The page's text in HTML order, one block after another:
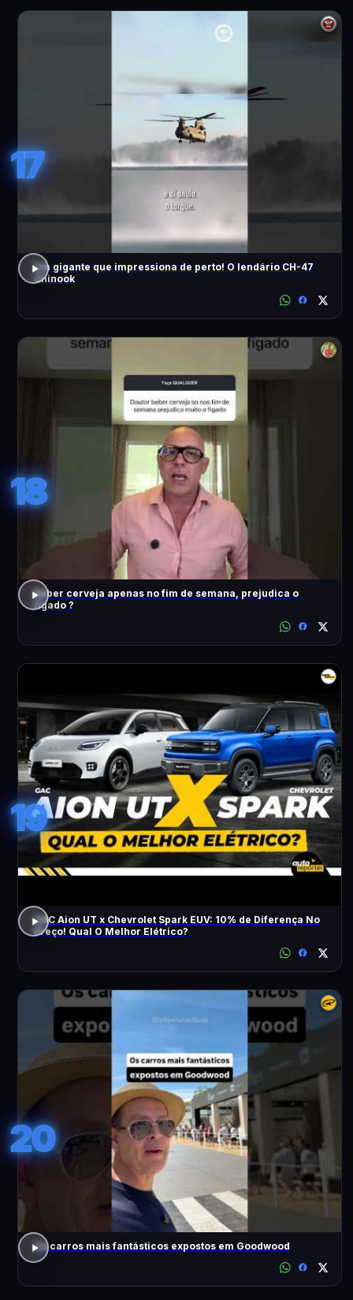
17
Um gigante que impressiona de perto! O lendário CH-47
Chinook
18
Beber cerveja apenas no fim de semana, prejudica o
fígado ?
19
GAC Aion UT x Chevrolet Spark EUV: 10% de Diferença No
Preço! Qual O Melhor Elétrico?
20
Os carros mais fantásticos expostos em Goodwood